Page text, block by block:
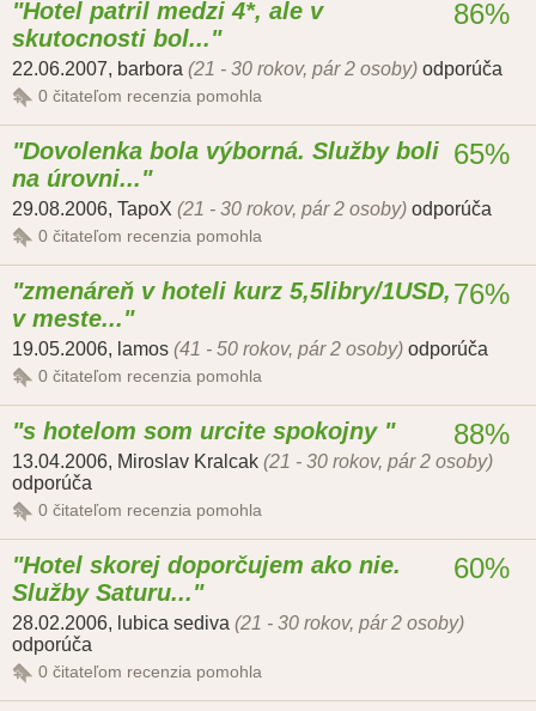
Hotel patril medzi 4*, ale v
skutocnosti bol...
22.06.2007, barbora (21 - 30 rokov, pár 2 osoby) odporúča
0 čitateľom recenzia pomohla
86%
Dovolenka bola výborná. Služby boli
na úrovni...
29.08.2006, TapoX (21 - 30 rokov, pár 2 osoby) odporúča
0 čitateľom recenzia pomohla
65%
zmenáreň v hoteli kurz 5,5libry/1USD,
v meste...
19.05.2006, lamos (41 - 50 rokov, pár 2 osoby) odporúča
0 čitateľom recenzia pomohla
76%
s hotelom som urcite spokojny
13.04.2006, Miroslav Kralcak (21 - 30 rokov, pár 2 osoby)
odporúča
0 čitateľom recenzia pomohla
88%
Hotel skorej doporčujem ako nie.
Služby Saturu...
28.02.2006, lubica sediva (21 - 30 rokov, pár 2 osoby)
odporúča
0 čitateľom recenzia pomohla
60%